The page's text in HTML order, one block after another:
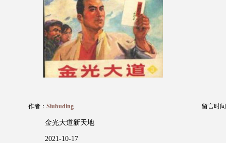
作者： Siubuding 留言时
金光大道新天地
2021-10-17